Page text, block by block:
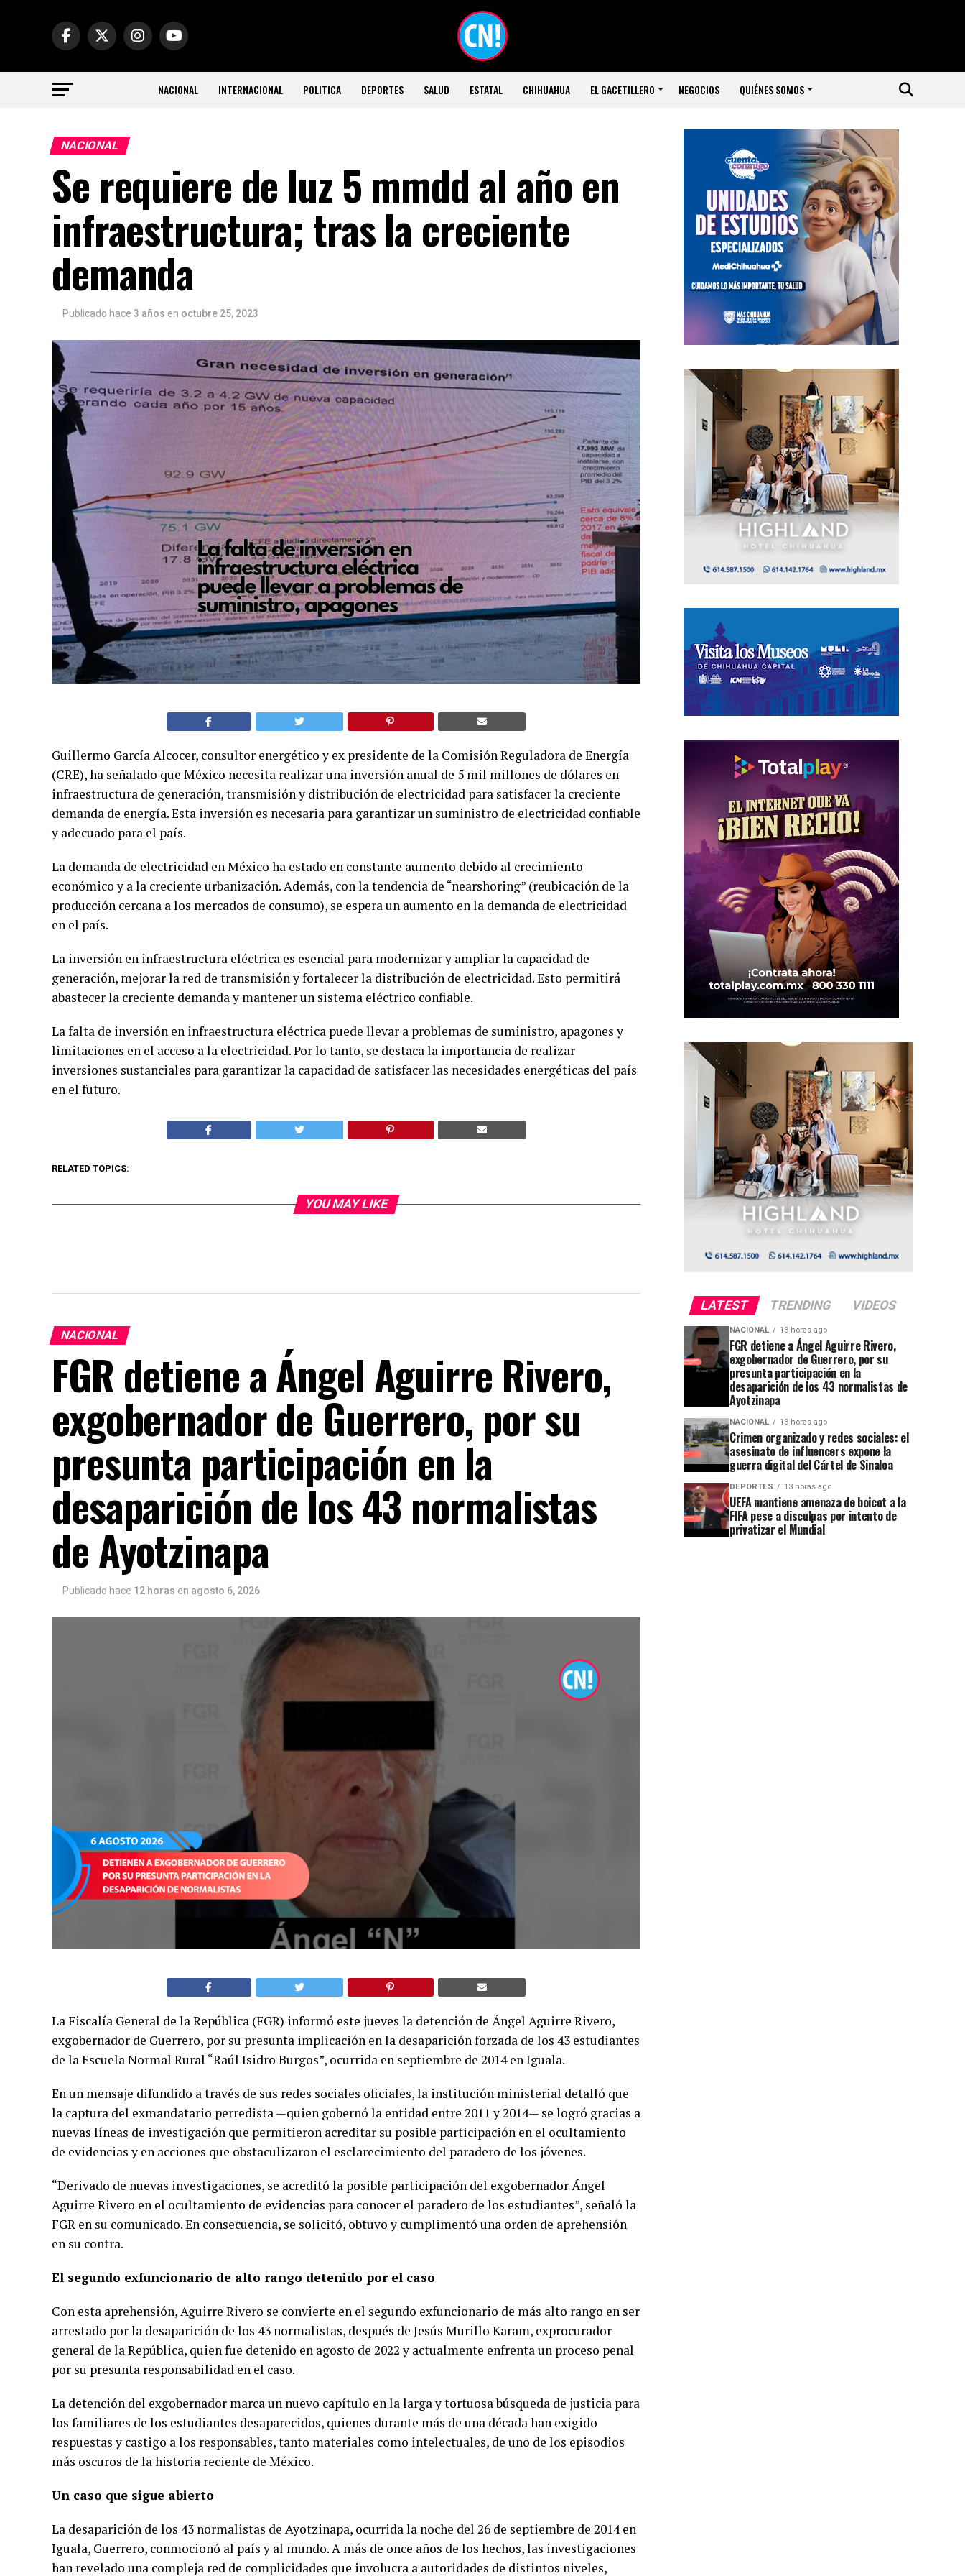
NACIONAL INTERNACIONAL POLITICA DEPORTES SALUD ESTATAL CHIHUAHUA EL GACETILLERO NEGOCIOS QUIÉNES SOMOS
NACIONAL
Se requiere de luz 5 mmdd al año en
infraestructura; tras la creciente
demanda
Publicado hace 3 años en octubre 25, 2023
Guillermo García Alcocer, consultor energético y ex presidente de la Comisión Reguladora de Energía
(CRE), ha señalado que México necesita realizar una inversión anual de 5 mil millones de dólares en
infraestructura de generación, transmisión y distribución de electricidad para satisfacer la creciente
demanda de energía. Esta inversión es necesaria para garantizar un suministro de electricidad confiable
y adecuado para el país.
La demanda de electricidad en México ha estado en constante aumento debido al crecimiento
económico y a la creciente urbanización. Además, con la tendencia de “nearshoring” (reubicación de la
producción cercana a los mercados de consumo), se espera un aumento en la demanda de electricidad
en el país.
La inversión en infraestructura eléctrica es esencial para modernizar y ampliar la capacidad de
generación, mejorar la red de transmisión y fortalecer la distribución de electricidad. Esto permitirá
abastecer la creciente demanda y mantener un sistema eléctrico confiable.
La falta de inversión en infraestructura eléctrica puede llevar a problemas de suministro, apagones y
limitaciones en el acceso a la electricidad. Por lo tanto, se destaca la importancia de realizar
inversiones sustanciales para garantizar la capacidad de satisfacer las necesidades energéticas del país
en el futuro.
RELATED TOPICS:
YOU MAY LIKE
NACIONAL
FGR detiene a Ángel Aguirre Rivero,
exgobernador de Guerrero, por su
presunta participación en la
desaparición de los 43 normalistas
de Ayotzinapa
Publicado hace 12 horas en agosto 6, 2026
La Fiscalía General de la República (FGR) informó este jueves la detención de Ángel Aguirre Rivero,
exgobernador de Guerrero, por su presunta implicación en la desaparición forzada de los 43 estudiantes
de la Escuela Normal Rural “Raúl Isidro Burgos”, ocurrida en septiembre de 2014 en Iguala.
En un mensaje difundido a través de sus redes sociales oficiales, la institución ministerial detalló que
la captura del exmandatario perredista —quien gobernó la entidad entre 2011 y 2014— se logró gracias a
nuevas líneas de investigación que permitieron acreditar su posible participación en el ocultamiento
de evidencias y en acciones que obstaculizaron el esclarecimiento del paradero de los jóvenes.
“Derivado de nuevas investigaciones, se acreditó la posible participación del exgobernador Ángel
Aguirre Rivero en el ocultamiento de evidencias para conocer el paradero de los estudiantes”, señaló la
FGR en su comunicado. En consecuencia, se solicitó, obtuvo y cumplimentó una orden de aprehensión
en su contra.
El segundo exfuncionario de alto rango detenido por el caso
Con esta aprehensión, Aguirre Rivero se convierte en el segundo exfuncionario de más alto rango en ser
arrestado por la desaparición de los 43 normalistas, después de Jesús Murillo Karam, exprocurador
general de la República, quien fue detenido en agosto de 2022 y actualmente enfrenta un proceso penal
por su presunta responsabilidad en el caso.
La detención del exgobernador marca un nuevo capítulo en la larga y tortuosa búsqueda de justicia para
los familiares de los estudiantes desaparecidos, quienes durante más de una década han exigido
respuestas y castigo a los responsables, tanto materiales como intelectuales, de uno de los episodios
más oscuros de la historia reciente de México.
Un caso que sigue abierto
La desaparición de los 43 normalistas de Ayotzinapa, ocurrida la noche del 26 de septiembre de 2014 en
Iguala, Guerrero, conmocionó al país y al mundo. A más de once años de los hechos, las investigaciones
han revelado una compleja red de complicidades que involucra a autoridades de distintos niveles,
LATEST TRENDING VIDEOS
NACIONAL 13 horas ago
FGR detiene a Ángel Aguirre Rivero,
exgobernador de Guerrero, por su
presunta participación en la
desaparición de los 43 normalistas de
Ayotzinapa
NACIONAL 13 horas ago
Crimen organizado y redes sociales: el
asesinato de influencers expone la
guerra digital del Cártel de Sinaloa
DEPORTES 13 horas ago
UEFA mantiene amenaza de boicot a la
FIFA pese a disculpas por intento de
privatizar el Mundial